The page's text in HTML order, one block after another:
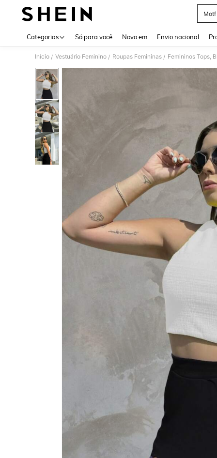
Motf
Categorias Só para você Novo em Envio nacional
Início / Vestuário Feminino / Roupas Femininas / Femininos Tops,